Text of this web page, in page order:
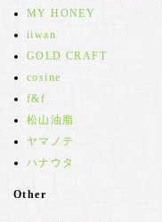
MY HONEY
iiwan
GOLD CRAFT
cosine
f&f
松山油脂
ヤマノテ
ハナウタ
Other